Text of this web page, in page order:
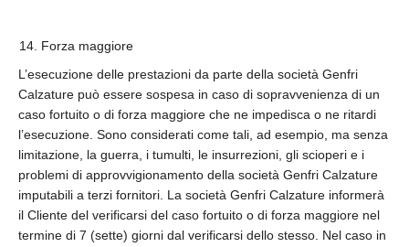
Forza maggiore
L’esecuzione delle prestazioni da parte della società Genfri
Calzature può essere sospesa in caso di sopravvenienza di un
caso fortuito o di forza maggiore che ne impedisca o ne ritardi
l’esecuzione. Sono considerati come tali, ad esempio, ma senza
limitazione, la guerra, i tumulti, le insurrezioni, gli scioperi e i
problemi di approvvigionamento della società Genfri Calzature
imputabili a terzi fornitori. La società Genfri Calzature informerà
il Cliente del verificarsi del caso fortuito o di forza maggiore nel
termine di 7 (sette) giorni dal verificarsi dello stesso. Nel caso in